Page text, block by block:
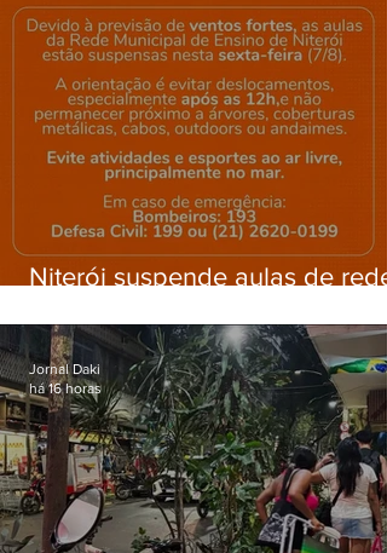
Niterói suspende aulas de rede
ventos fortes nesta sexta (7)
Jornal Daki
há 16 horas